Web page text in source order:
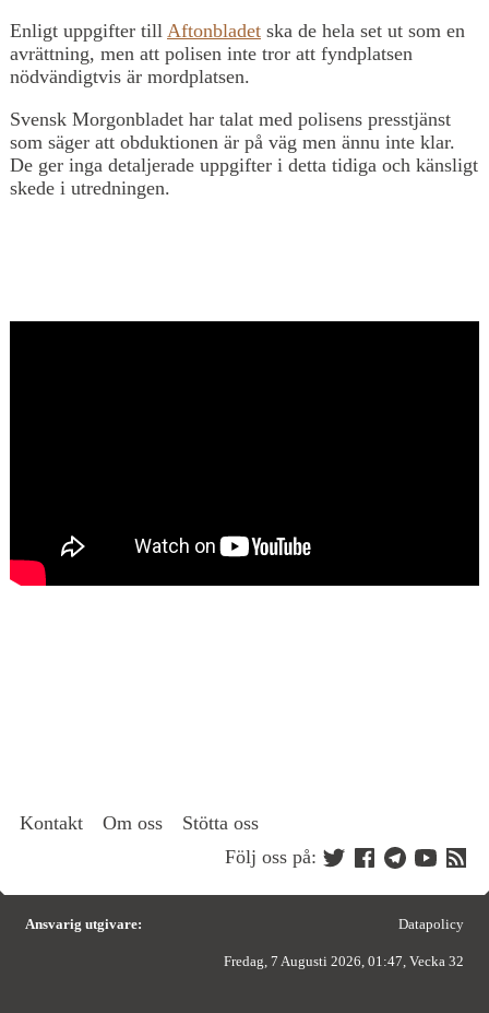
Enligt uppgifter till Aftonbladet ska de hela set ut som en
avrättning, men att polisen inte tror att fyndplatsen
nödvändigtvis är mordplatsen.
Svensk Morgonbladet har talat med polisens presstjänst
som säger att obduktionen är på väg men ännu inte klar.
De ger inga detaljerade uppgifter i detta tidiga och känsligt
skede i utredningen.
Kontakt Om oss
Stötta oss
Följ oss på:
Ansvarig utgivare: Datapolicy
Fredag, 7 Augusti 2026, 01:47, Vecka 32